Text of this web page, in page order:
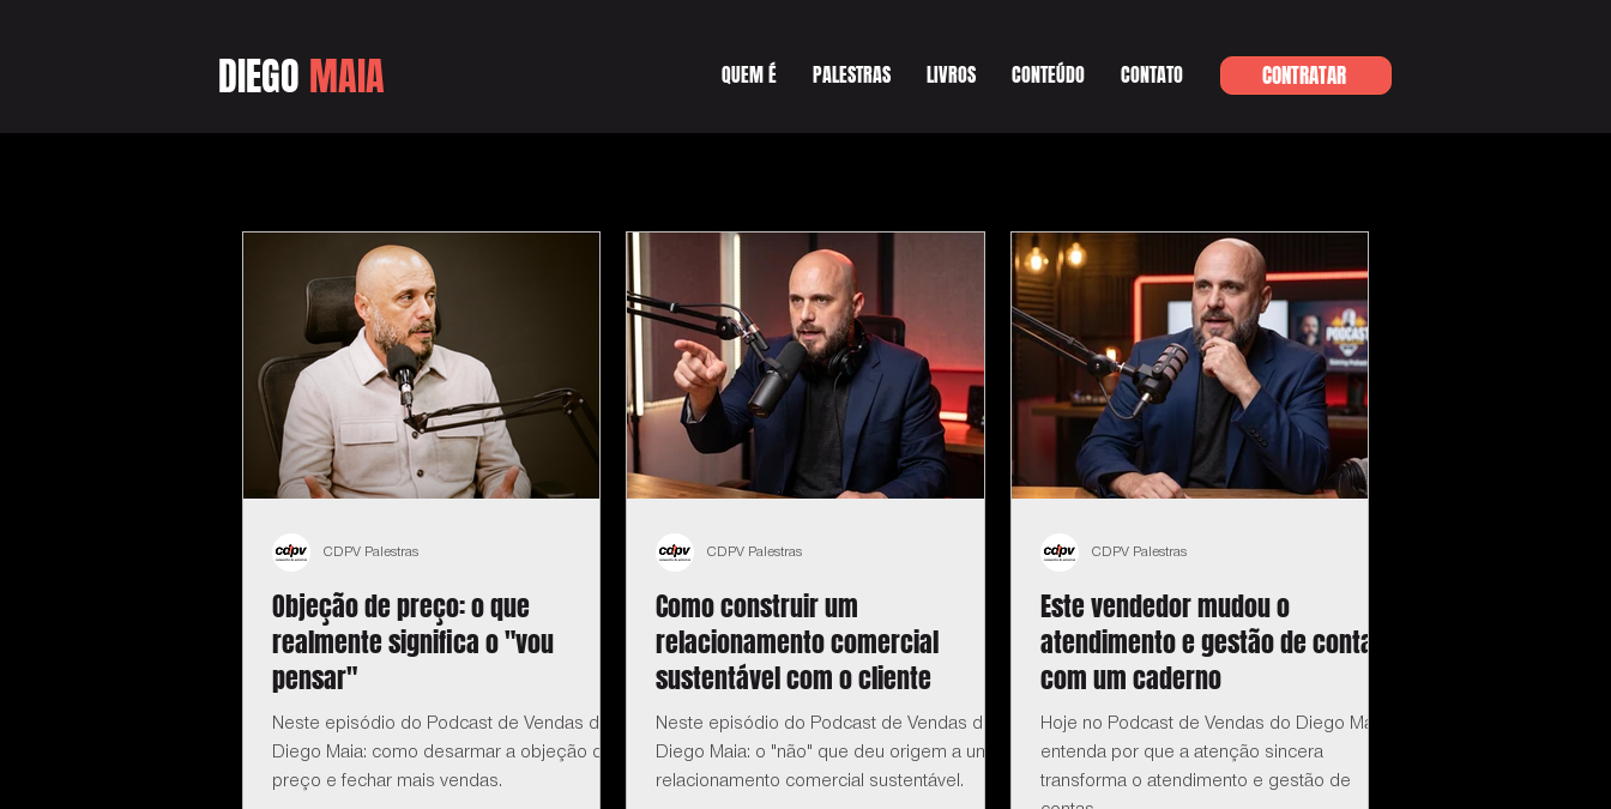
DIEGO MAIA QUEM É PALESTRAS LIVROS CONTEÚDO CONTATO CONTRATAR
Objeção de preço: o que
realmente significa o "vou
pensar"
Neste episódio do Podcast de Vendas do
Diego Maia: como desarmar a objeção de
preço e fechar mais vendas.
CDPV Palestras
Como construir um
relacionamento comercial
sustentável com o cliente
Neste episódio do Podcast de Vendas do
Diego Maia: o "não" que deu origem a um
relacionamento comercial sustentável.
CDPV Palestras
Este vendedor mudou o
atendimento e gestão de contas
com um caderno
Hoje no Podcast de Vendas do Diego Maia:
entenda por que a atenção sincera
transforma o atendimento e gestão de
CDPV Palestras